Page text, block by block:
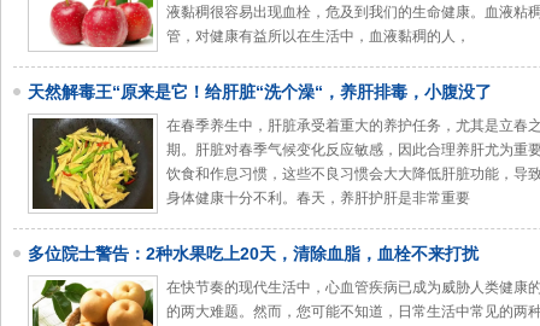
液黏稠很容易出现血栓，危及到我们的生命健康。血液粘
管，对健康有益所以在生活中，血液黏稠的人，
天然解毒王“原来是它！给肝脏“洗个澡“，养肝排毒，小腹没了
在春季养生中，肝脏承受着重大的养护任务，尤其是立春
期。肝脏对春季气候变化反应敏感，因此合理养肝尤为重
饮食和作息习惯，这些不良习惯会大大降低肝脏功能，导
身体健康十分不利。春天，养肝护肝是非常重要
多位院士警告：2种水果吃上20天，清除血脂，血栓不来打扰
在快节奏的现代生活中，心血管疾病已成为威胁人类健康
的两大难题。然而，您可能不知道，日常生活中常见的两